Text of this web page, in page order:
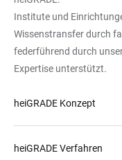
Kabinen
Institute und
Wissenstransfer durch
federführend durch
Expertise unterstützt.
heiGRADE Konzept
heiGRADE Verfahren